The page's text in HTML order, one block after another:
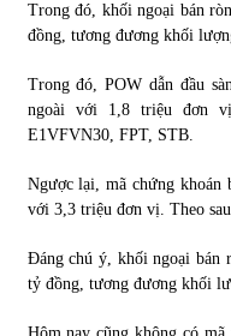
Trong đó, khối ngoại bán
đồng, tương đương khối
Trong đó, POW dẫn đầu
ngoài với 1,8 triệu đơn
E1VFVN30, FPT, STB.
Ngược lại, mã chứng khoán
với 3,3 triệu đơn vị. Theo
Đáng chú ý, khối ngoại bán
tỷ đồng, tương đương khối